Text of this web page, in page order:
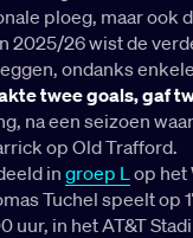
ploeg, maar ook
2025/26 wist de
ondanks
twee goals, gaf
na een seizoen
op Old Trafford.
in groep L op het
Tuchel speelt
uur, in het AT&T